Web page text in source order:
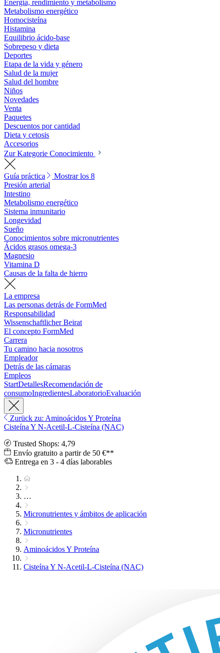
Energía, rendimiento y metabolismo
Metabolismo energético
Homocisteína
Histamina
Equilibrio ácido-base
Sobrepeso y dieta
Deportes
Etapa de la vida y género
Salud de la mujer
Salud del hombre
Niños
Novedades
Venta
Paquetes
Descuentos por cantidad
Dieta y cetosis
Accesorios
Zur Kategorie Conocimiento
Guía práctica
Mostrar los 8
Presión arterial
Intestino
Metabolismo energético
Sistema inmunitario
Longevidad
Sueño
Conocimientos sobre micronutrientes
Ácidos grasos omega-3
Magnesio
Vitamina D
Causas de la falta de hierro
La empresa
Las personas detrás de FormMed
Responsabilidad
Wissenschaftlicher Beirat
El concepto FormMed
Carrera
Tu camino hacia nosotros
Empleador
Detrás de las cámaras
Empleos
StartDetallesRecomendación de
consumoIngredientesLaboratorioEvaluación
Zurück zu: Aminoácidos Y Proteína
Cisteína Y N-Acetil-L-Cisteína (NAC)
Trusted Shops: 4,79
Envío gratuito a partir de 50 €**
Entrega en 3 - 4 días laborables
…
Micronutrientes y ámbitos de aplicación
Micronutrientes
Aminoácidos Y Proteína
Cisteína Y N-Acetil-L-Cisteína (NAC)